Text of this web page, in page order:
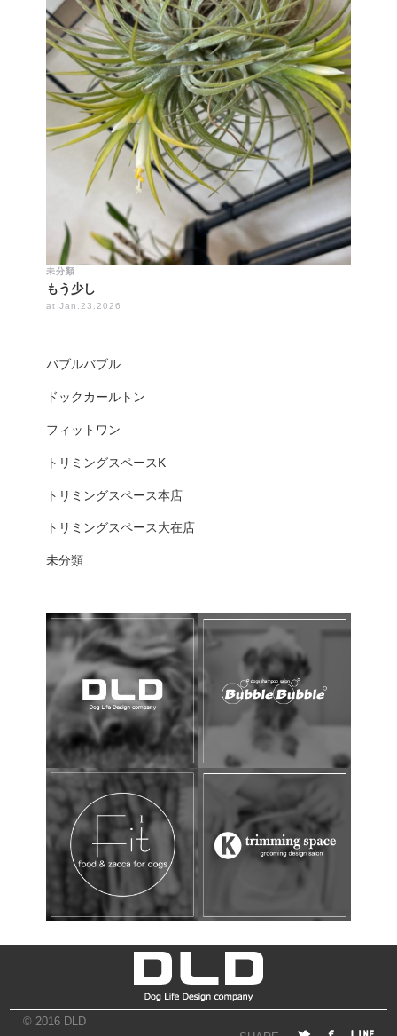
バブルバブル
ドックカールトン
フィットワン
トリミングスペースK
トリミングスペース本店
トリミングスペース大在店
未分類
未分類
もう少し
at Jan.23.2026
© 2016 DLD